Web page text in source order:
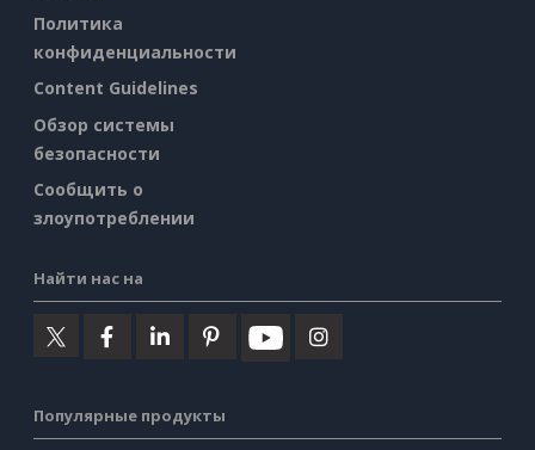
Политика
конфиденциальности
Content Guidelines
Обзор системы
безопасности
Сообщить о
злоупотреблении
Найти нас на
Популярные продукты